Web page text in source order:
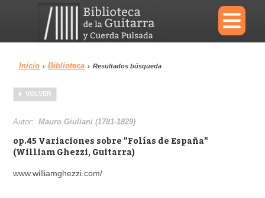
×
Menu
Biblioteca
Área personal
Inicio › Biblioteca › Resultados búsqueda
VOLVER
Autor:Mauro Giuliani (1781-1829)
op.45 Variaciones sobre "Folías de España"
(William Ghezzi, Guitarra)
www.williamghezzi.com/